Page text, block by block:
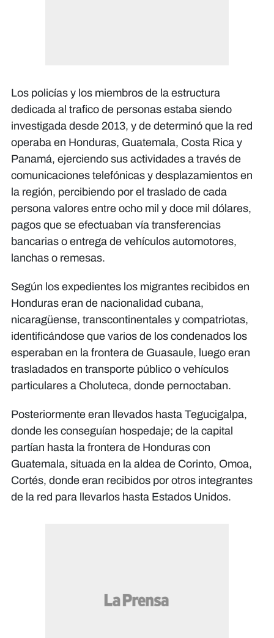
Los policías y los miembros de la estructura
dedicada al trafico de personas estaba siendo
investigada desde 2013, y de determinó que la red
operaba en Honduras, Guatemala, Costa Rica y
Panamá, ejerciendo sus actividades a través de
comunicaciones telefónicas y desplazamientos en
la región, percibiendo por el traslado de cada
persona valores entre ocho mil y doce mil dólares,
pagos que se efectuaban vía transferencias
bancarias o entrega de vehículos automotores,
lanchas o remesas.
Según los expedientes los migrantes recibidos en
Honduras eran de nacionalidad cubana,
nicaragüense, transcontinentales y compatriotas,
identificándose que varios de los condenados los
esperaban en la frontera de Guasaule, luego eran
trasladados en transporte público o vehículos
particulares a Choluteca, donde pernoctaban.
Posteriormente eran llevados hasta Tegucigalpa,
donde les conseguían hospedaje; de la capital
partían hasta la frontera de Honduras con
Guatemala, situada en la aldea de Corinto, Omoa,
Cortés, donde eran recibidos por otros integrantes
de la red para llevarlos hasta Estados Unidos.